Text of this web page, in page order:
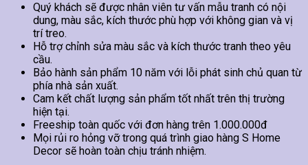
Quý khách sẽ được nhân viên tư vấn mẫu tranh có nội
dung, màu sắc, kích thước phù hợp với không gian và vị
trí treo.
Hỗ trợ chỉnh sửa màu sắc và kích thước tranh theo yêu
cầu.
Bảo hành sản phẩm 10 năm với lỗi phát sinh chủ quan từ
phía nhà sản xuất.
Cam kết chất lượng sản phẩm tốt nhất trên thị trường
hiện tại.
Freeship toàn quốc với đơn hàng trên 1.000.000đ
Mọi rủi ro hỏng vỡ trong quá trình giao hàng S Home
Decor sẽ hoàn toàn chịu tránh nhiệm.